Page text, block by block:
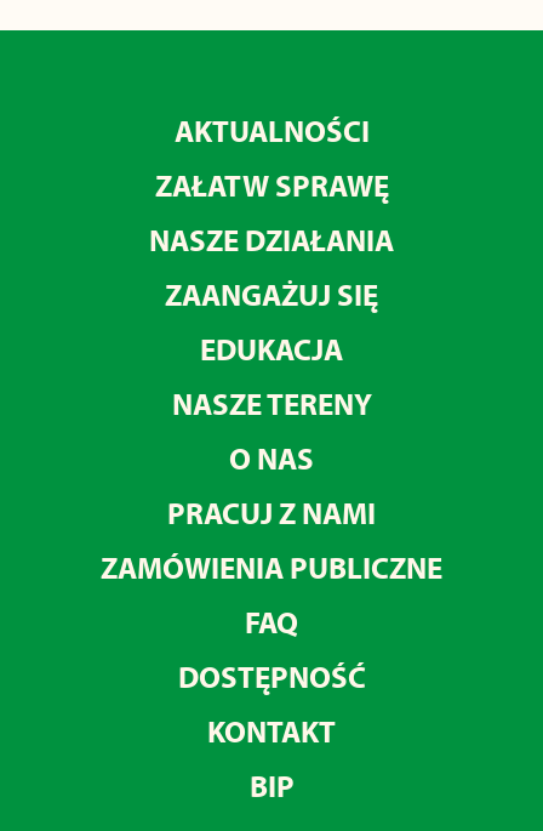
AKTUALNOŚCI
ZAŁATW SPRAWĘ
NASZE DZIAŁANIA
ZAANGAŻUJ SIĘ
EDUKACJA
NASZE TERENY
O NAS
PRACUJ Z NAMI
ZAMÓWIENIA PUBLICZNE
FAQ
DOSTĘPNOŚĆ
KONTAKT
BIP